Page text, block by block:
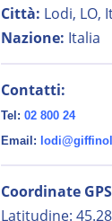
Città: Lodi, LO,
Nazione: Italia
Contatti:
Tel: 02 800 24
Email:
Coordinate
Latitudine: